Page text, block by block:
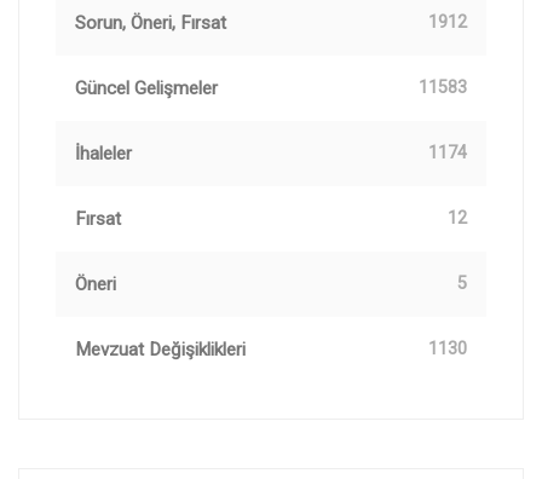
Sorun, Öneri, Fırsat 1912
Güncel Gelişmeler 11583
İhaleler 1174
Fırsat 12
Öneri 5
Mevzuat Değişiklikleri 1130